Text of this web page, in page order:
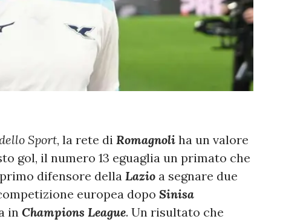
Sport, la rete di Romagnoli ha un valore
gol, il numero 13 eguaglia un primato che
difensore della Lazio a segnare due
europea dopo Sinisa
in Champions League. Un risultato che